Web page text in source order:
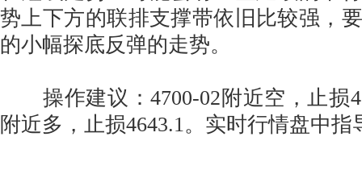
势上下方的联排支撑带依旧比较强，
的小幅探底反弹的走势。
操作建议：4700-02附近空，止损
附近多，止损4643.1。实时行情盘中指